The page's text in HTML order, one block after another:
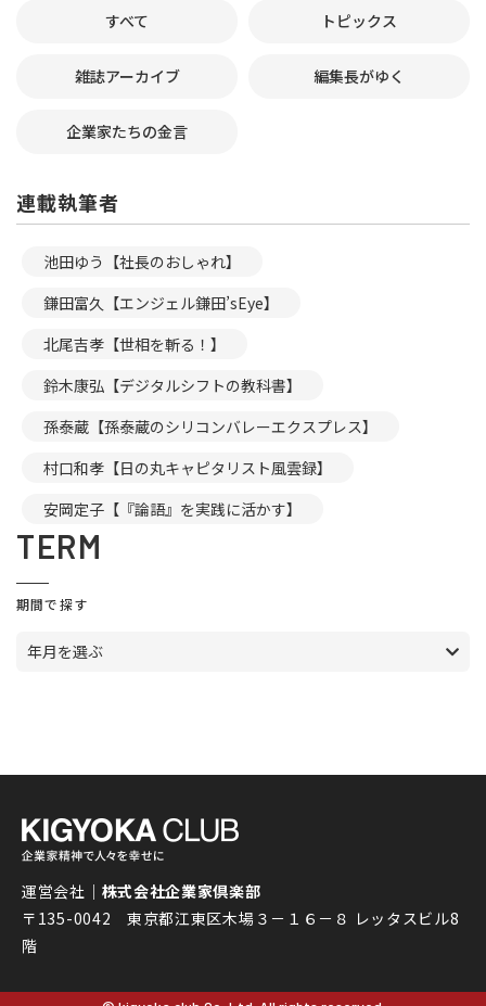
すべて トピックス
雑誌アーカイブ 編集長がゆく
企業家たちの金言
連載執筆者
池田ゆう【社長のおしゃれ】
鎌田富久【エンジェル鎌田’sEye】
北尾吉孝【世相を斬る！】
鈴木康弘【デジタルシフトの教科書】
孫泰蔵【孫泰蔵のシリコンバレーエクスプレス】
村口和孝【日の丸キャピタリスト風雲録】
安岡定子【『論語』を実践に活かす】
TERM
期間で探す
年月を選ぶ
運営会社｜ 株式会社企業家倶楽部
〒135-0042 東京都江東区木場３－１６－８ レッタスビル8
階